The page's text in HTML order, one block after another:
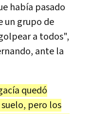
había pasado
un grupo de
a todos",
ante la
quedó
pero los